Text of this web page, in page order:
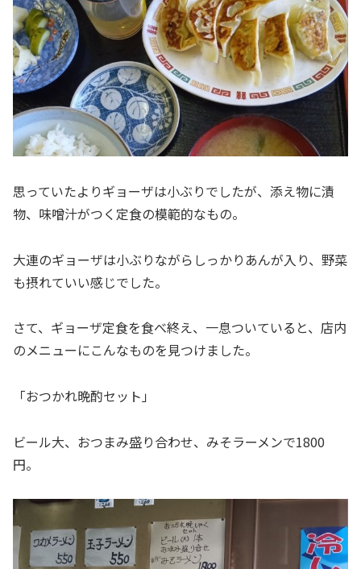
思っていたよりギョーザは小ぶりでしたが、添え物に漬
物、味噌汁がつく定食の模範的なもの。
大連のギョーザは小ぶりながらしっかりあんが入り、野菜
も摂れていい感じでした。
さて、ギョーザ定食を食べ終え、一息ついていると、店内
のメニューにこんなものを見つけました。
「おつかれ晩酌セット」
ビール大、おつまみ盛り合わせ、みそラーメンで1800
円。